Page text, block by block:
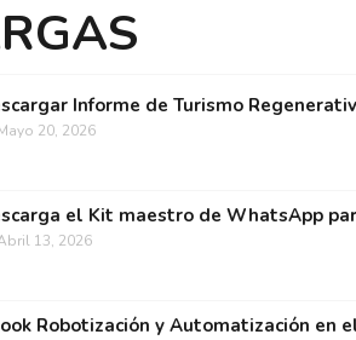
Informe de Turismo
20, 2026
el Kit maestro de WhatsApp
13, 2026
Robotización y Automatización en